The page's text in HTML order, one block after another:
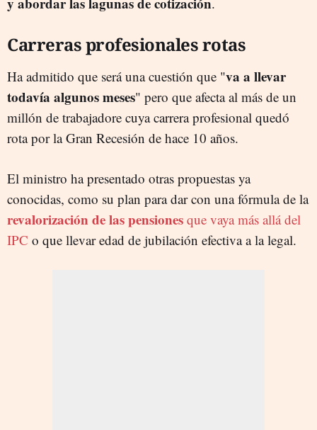
Carreras profesionales rotas
Ha admitido que será una cuestión que "va a llevar
todavía algunos meses" pero que afecta al más de un
millón de trabajadore cuya carrera profesional quedó
rota por la Gran Recesión de hace 10 años.
El ministro ha presentado otras propuestas ya
conocidas, como su plan para dar con una fórmula de la
revalorización de las pensiones que vaya más allá del
IPC o que llevar edad de jubilación efectiva a la legal.